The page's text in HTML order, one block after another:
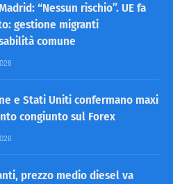
“Nessun rischio”. UE fa
gestione migranti
comune
e Stati Uniti confermano maxi
congiunto sul Forex
prezzo medio diesel va